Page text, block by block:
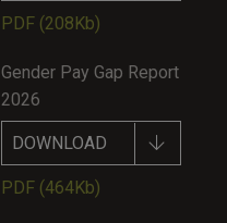
PDF (208Kb)
Gender Pay Gap Report
2026
DOWNLOAD
PDF (464Kb)